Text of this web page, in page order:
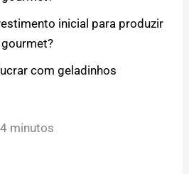
inicial para produzir
com geladinhos
minutos